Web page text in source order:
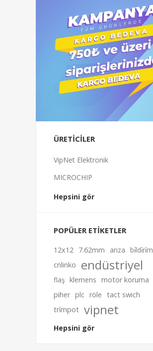
ÜRETICILER
VipNet Elektronik
MICROCHIP
Hepsini gör
POPÜLER ETIKETLER
12x12 7.62mm ariza
bi̇ldi̇ri̇m
cnlinko
endüstriyel
flaş klemens motor koruma
piher plc röle tact swich
tri̇mpot vipnet
Hepsini gör